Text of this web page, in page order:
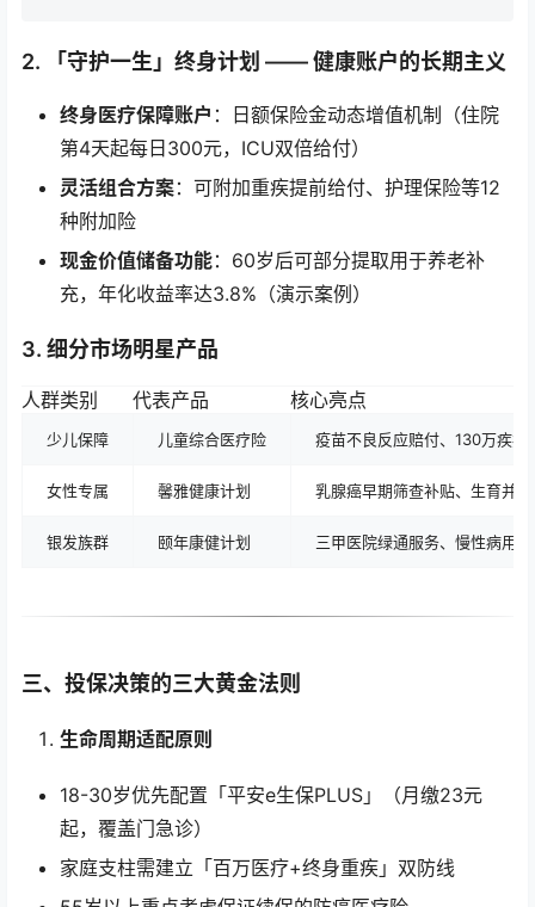
2. 「守护一生」终身计划 —— 健康账户的长期主义
终身医疗保障账户 ：日额保险金动态增值机制（住院
第4天起每日300元，ICU双倍给付）
灵活组合方案：可附加重疾提前给付、护理保险等12
种附加险
现金价值储备功能：60岁后可部分提取用于养老补
充，年化收益率达3.8%（演示案例）
3. 细分市场明星产品
人群类别 代表产品 核心亮点
少儿保障 儿童综合医疗险 疫苗不良反应赔付、130万疾病
女性专属 馨雅健康计划 乳腺癌早期筛查补贴、生育并
银发族群 颐年康健计划 三甲医院绿通服务、慢性病用
三、投保决策的三大黄金法则
生命周期适配原则
18-30岁优先配置「平安e生保PLUS」（月缴23元
起，覆盖门急诊）
家庭支柱需建立「百万医疗+终身重疾」双防线